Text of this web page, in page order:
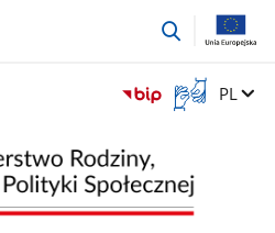
przejdź
Otwórz
okno
języka
migowego
Zmień
PL